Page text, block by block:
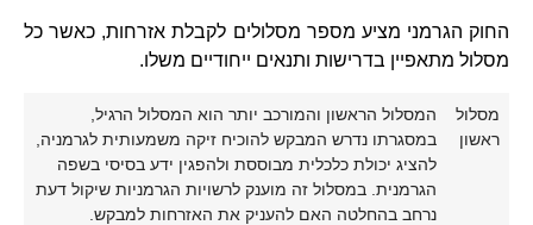
החוק הגרמני מציע מספר מסלולים לקבלת אזרחות, כאשר כל
מסלול מתאפיין בדרישות ותנאים ייחודיים משלו.
מסלול
ראשון
המסלול הראשון והמורכב יותר הוא המסלול הרגיל,
במסגרתו נדרש המבקש להוכיח זיקה משמעותית לגרמניה,
להציג יכולת כלכלית מבוססת ולהפגין ידע בסיסי בשפה
הגרמנית. במסלול זה מוענק לרשויות הגרמניות שיקול דעת
נרחב בהחלטה האם להעניק את האזרחות למבקש.